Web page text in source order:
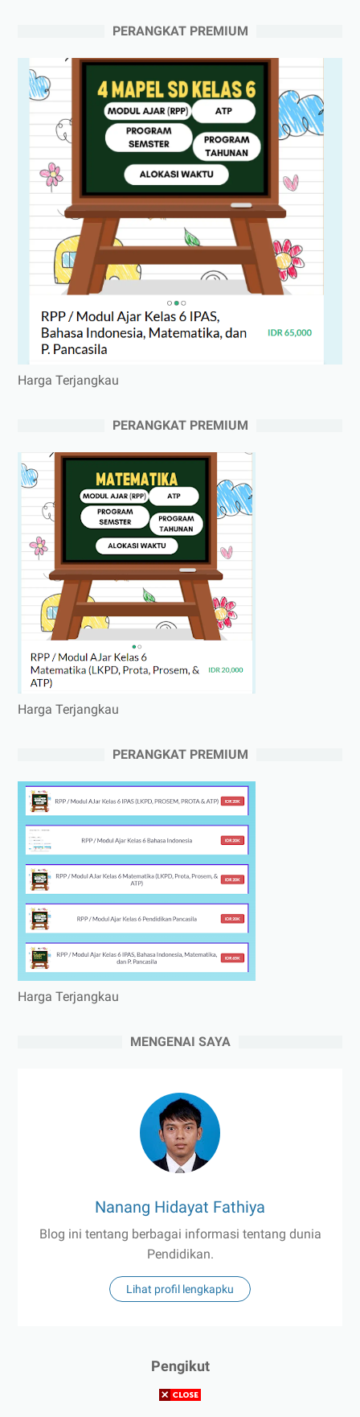
PERANGKAT PREMIUM
Harga Terjangkau
PERANGKAT PREMIUM
Harga Terjangkau
PERANGKAT PREMIUM
Harga Terjangkau
MENGENAI SAYA
Nanang Hidayat Fathiya
Blog ini tentang berbagai informasi tentang dunia
Pendidikan.
Lihat profil lengkapku
Pengikut